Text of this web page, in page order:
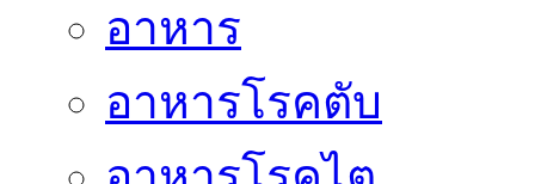
อาหาร
อาหารโรคตับ